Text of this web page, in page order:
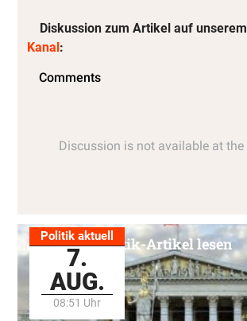
Diskussion zum Artikel auf unserem
Kanal :
Politik aktuell
7.
AUG.
08:51 Uhr
Alle Politik-Artikel lesen